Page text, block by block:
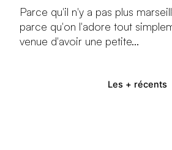
Les + récents
Parce qu'il n'y a pas plus
parce qu'on l'adore tout
venue d'avoir une petite...